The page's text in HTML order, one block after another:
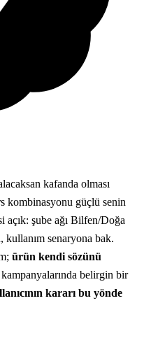
kafanda olması
kombinasyonu güçlü senin
şube ağı Bilfen/Doğa
senaryona bak.
ürün kendi sözünü
belirgin bir
kararı bu yönde